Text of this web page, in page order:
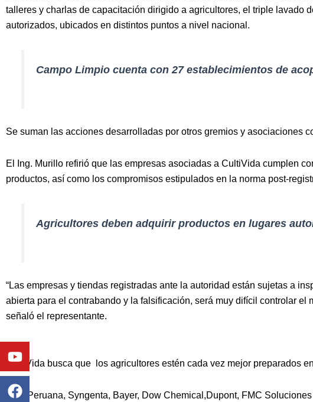
talleres y charlas de capacitación dirigido a agricultores, el triple lavado
autorizados, ubicados en distintos puntos a nivel nacional.
Campo Limpio cuenta con 27 establecimientos de
Se suman las acciones desarrolladas por otros gremios y asociaciones
El Ing. Murillo refirió que las empresas asociadas a CultiVida cumplen
productos, así como los compromisos estipulados en la norma post-
Agricultores deben adquirir productos en lugares
“Las empresas y tiendas registradas ante la autoridad están sujetas a
abierta para el contrabando y la falsificación, será muy difícil controlar el
señaló el representante.
CultiVida busca que los agricultores estén cada vez mejor preparados
Basf Peruana, Syngenta, Bayer, Dow Chemical,Dupont, FMC
Youtube
Facebook
Twitter
Linkedin
Instagram